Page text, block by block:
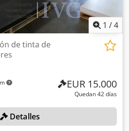
1 /4
de tinta de
EUR 15.000
Quedan 42 días
Detalles